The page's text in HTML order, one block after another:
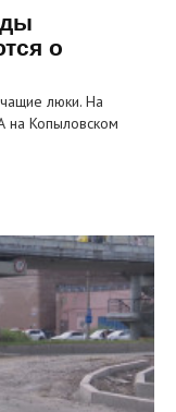
о
люки. На
на Копыловском